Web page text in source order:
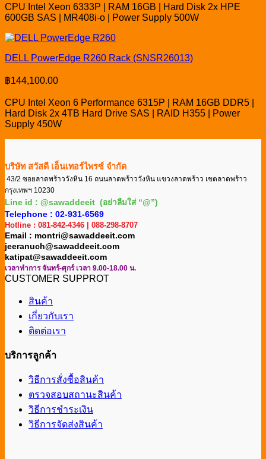
CPU Intel Xeon 6333P | RAM 16GB | Hard Disk 2x HPE
600GB SAS | MR408i-o | Power Supply 500W
DELL PowerEdge R260 Rack (SNSR26013)
฿144,100.00
CPU Intel Xeon 6 Performance 6315P | RAM 16GB DDR5 |
Hard Disk 2x 4TB Hard Drive SAS | RAID H355 | Power
Supply 450W
บริษัท สวัสดี เอ็นเทอร์ไพรซ์ จำกัด
43/2 ซอยลาดพร้าววังหิน 16 ถนนลาดพร้าววังหิน แขวงลาดพร้าว เขตลาดพร้าว
กรุงเทพฯ 10230
Line id : @sawaddeeit (อย่าลืมใส่ “@”)
Telephone : 02-931-6569
Hotline : 081-842-4346 | 088-298-8707
Email : montri@sawaddeeit.com
jeeranuch@sawaddeeit.com
katipat@sawaddeeit.com
เวลาทำการ จันทร์-ศุกร์ เวลา 9.00-18.00 น.
CUSTOMER SUPPROT
สินค้า
เกี่ยวกับเรา
ติดต่อเรา
บริการลูกค้า
วิธีการสั่งซื้อสินค้า
ตรวจสอบสถานะสินค้า
วิธีการชำระเงิน
วิธีการจัดส่งสินค้า